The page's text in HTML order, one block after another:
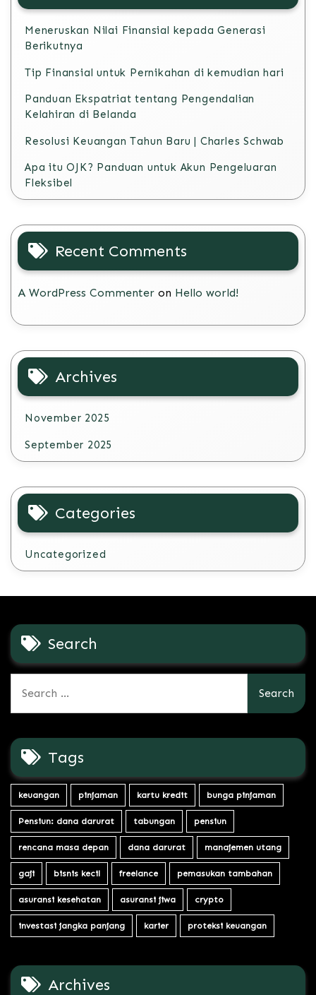
Meneruskan Nilai Finansial kepada Generasi
Berikutnya
Tip Finansial untuk Pernikahan di kemudian hari
Panduan Ekspatriat tentang Pengendalian
Kelahiran di Belanda
Resolusi Keuangan Tahun Baru | Charles Schwab
Apa itu OJK? Panduan untuk Akun Pengeluaran
Fleksibel
Recent Comments
A WordPress Commenter on Hello world!
Archives
November 2025
September 2025
Categories
Uncategorized
Search
for:
Tags
keuangan pinjaman kartu kredit bunga pinjaman
Pensiun: dana darurat tabungan pensiun
rencana masa depan dana darurat manajemen utang
gaji bisnis kecil freelance pemasukan tambahan
asuransi kesehatan asuransi jiwa crypto
investasi jangka panjang karier proteksi keuangan
Archives